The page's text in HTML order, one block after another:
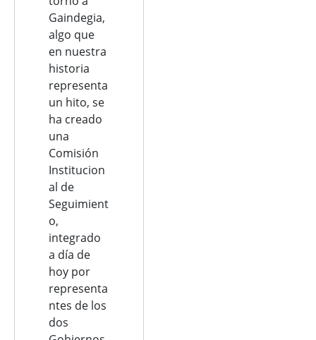
Gaindegia,
algo que
en nuestra
historia
representa
un hito, se
ha creado
una
Comisión
Institucion
al de
Seguimient
o,
integrado
a día de
hoy por
representa
ntes de los
dos